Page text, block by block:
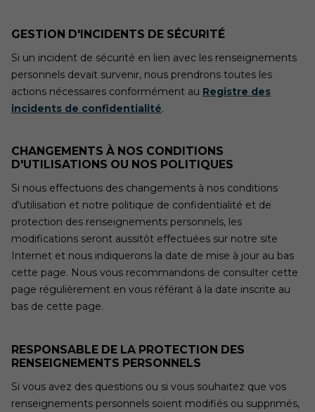
GESTION D'INCIDENTS DE SÉCURITÉ
Si un incident de sécurité en lien avec les renseignements
personnels devait survenir, nous prendrons toutes les
actions nécessaires conformément au Registre des
incidents de confidentialité.
CHANGEMENTS À NOS CONDITIONS
D'UTILISATIONS OU NOS POLITIQUES
Si nous effectuons des changements à nos conditions
d'utilisation et notre politique de confidentialité et de
protection des renseignements personnels, les
modifications seront aussitôt effectuées sur notre site
Internet et nous indiquerons la date de mise à jour au bas
cette page. Nous vous recommandons de consulter cette
page régulièrement en vous référant à la date inscrite au
bas de cette page.
RESPONSABLE DE LA PROTECTION DES
RENSEIGNEMENTS PERSONNELS
Si vous avez des questions ou si vous souhaitez que vos
renseignements personnels soient modifiés ou supprimés,